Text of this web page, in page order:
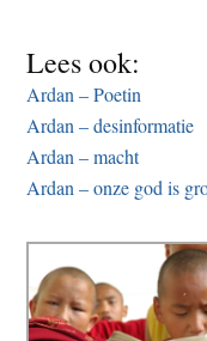
e
Lees ook:
Ardan – Poetin
Ardan – desinformatie
Ardan – macht
Ardan – onze god is